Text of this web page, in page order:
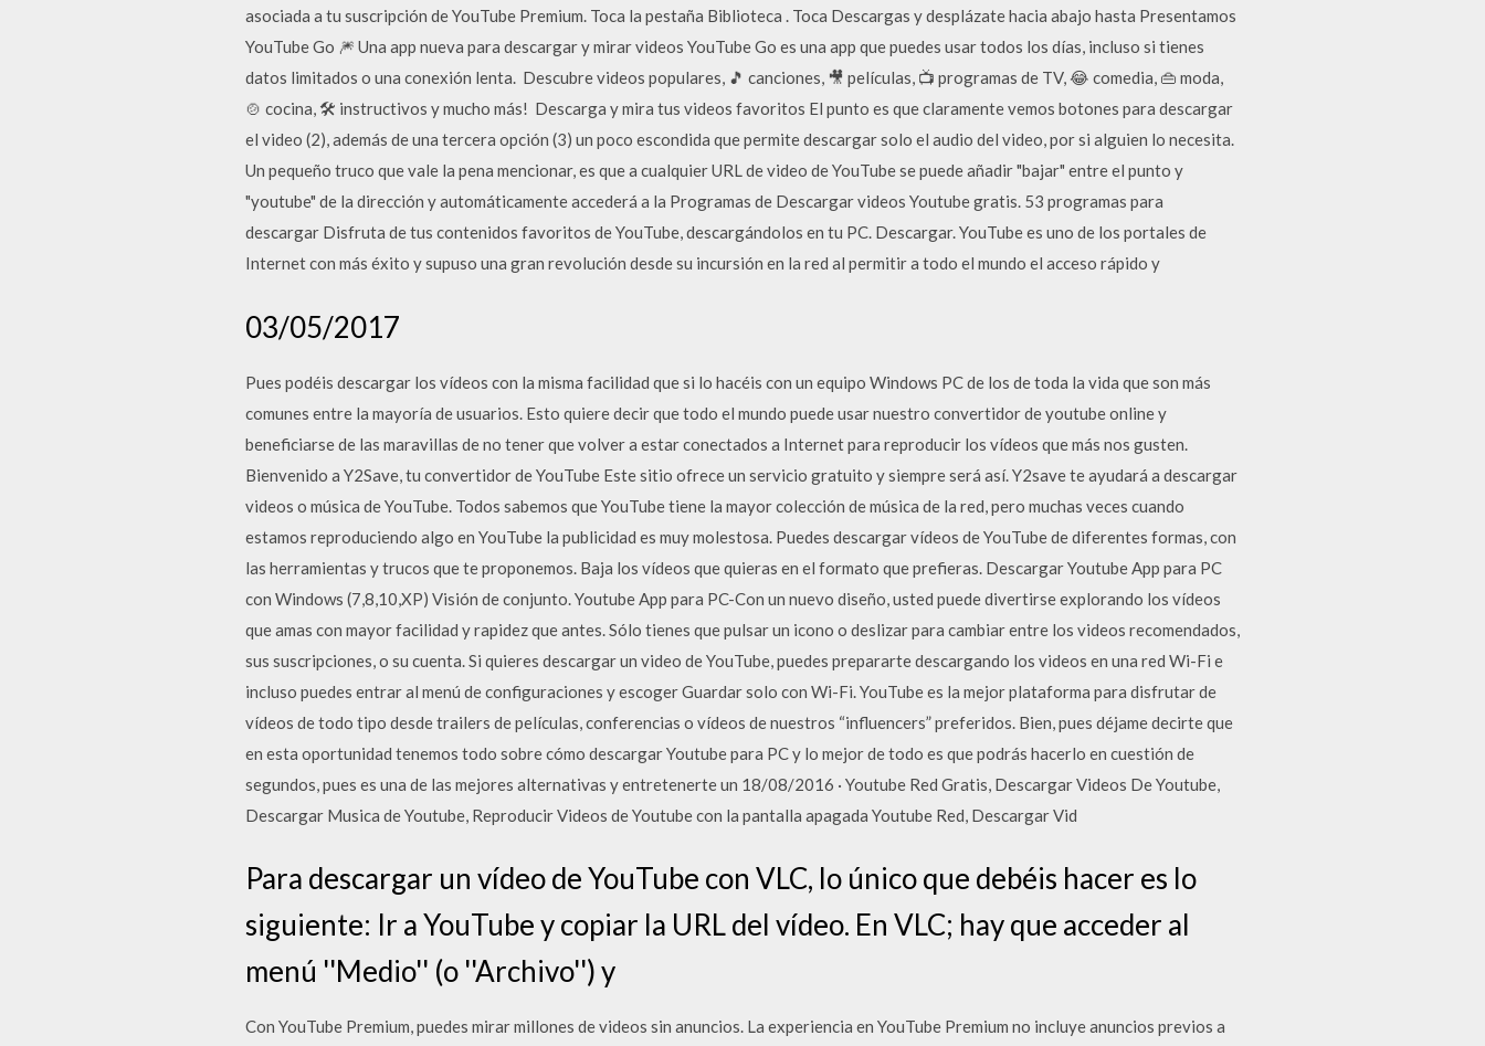
asociada a tu suscripción de YouTube Premium. Toca la pestaña Biblioteca . Toca Descargas y desplázate hacia abajo hasta Presentamos
YouTube Go 🎆 Una app nueva para descargar y mirar videos YouTube Go es una app que puedes usar todos los días, incluso si tienes
datos limitados o una conexión lenta. ️️ Descubre videos populares, 🎵 canciones, 🎥 películas, 📺 programas de TV, 😂 comedia, 👜 moda,
🍲 cocina, 🛠️ instructivos y mucho más! ️️ Descarga y mira tus videos favoritos El punto es que claramente vemos botones para descargar
el video (2), además de una tercera opción (3) un poco escondida que permite descargar solo el audio del video, por si alguien lo necesita.
Un pequeño truco que vale la pena mencionar, es que a cualquier URL de video de YouTube se puede añadir "bajar" entre el punto y
"youtube" de la dirección y automáticamente accederá a la Programas de Descargar videos Youtube gratis. 53 programas para
descargar Disfruta de tus contenidos favoritos de YouTube, descargándolos en tu PC. Descargar. YouTube es uno de los portales de
Internet con más éxito y supuso una gran revolución desde su incursión en la red al permitir a todo el mundo el acceso rápido y
03/05/2017
Pues podéis descargar los vídeos con la misma facilidad que si lo hacéis con un equipo Windows PC de los de toda la vida que son más
comunes entre la mayoría de usuarios. Esto quiere decir que todo el mundo puede usar nuestro convertidor de youtube online y
beneficiarse de las maravillas de no tener que volver a estar conectados a Internet para reproducir los vídeos que más nos gusten.
Bienvenido a Y2Save, tu convertidor de YouTube Este sitio ofrece un servicio gratuito y siempre será así. Y2save te ayudará a descargar
videos o música de YouTube. Todos sabemos que YouTube tiene la mayor colección de música de la red, pero muchas veces cuando
estamos reproduciendo algo en YouTube la publicidad es muy molestosa. Puedes descargar vídeos de YouTube de diferentes formas, con
las herramientas y trucos que te proponemos. Baja los vídeos que quieras en el formato que prefieras. Descargar Youtube App para PC
con Windows (7,8,10,XP) Visión de conjunto. Youtube App para PC-Con un nuevo diseño, usted puede divertirse explorando los vídeos
que amas con mayor facilidad y rapidez que antes. Sólo tienes que pulsar un icono o deslizar para cambiar entre los videos recomendados,
sus suscripciones, o su cuenta. Si quieres descargar un video de YouTube, puedes prepararte descargando los videos en una red Wi-Fi e
incluso puedes entrar al menú de configuraciones y escoger Guardar solo con Wi-Fi. YouTube es la mejor plataforma para disfrutar de
vídeos de todo tipo desde trailers de películas, conferencias o vídeos de nuestros “influencers” preferidos. Bien, pues déjame decirte que
en esta oportunidad tenemos todo sobre cómo descargar Youtube para PC y lo mejor de todo es que podrás hacerlo en cuestión de
segundos, pues es una de las mejores alternativas y entretenerte un 18/08/2016 · Youtube Red Gratis, Descargar Videos De Youtube,
Descargar Musica de Youtube, Reproducir Videos de Youtube con la pantalla apagada Youtube Red, Descargar Vid
Para descargar un vídeo de YouTube con VLC, lo único que debéis hacer es lo
siguiente: Ir a YouTube y copiar la URL del vídeo. En VLC; hay que acceder al
menú ''Medio'' (o ''Archivo'') y
Con YouTube Premium, puedes mirar millones de videos sin anuncios. La experiencia en YouTube Premium no incluye anuncios previos a